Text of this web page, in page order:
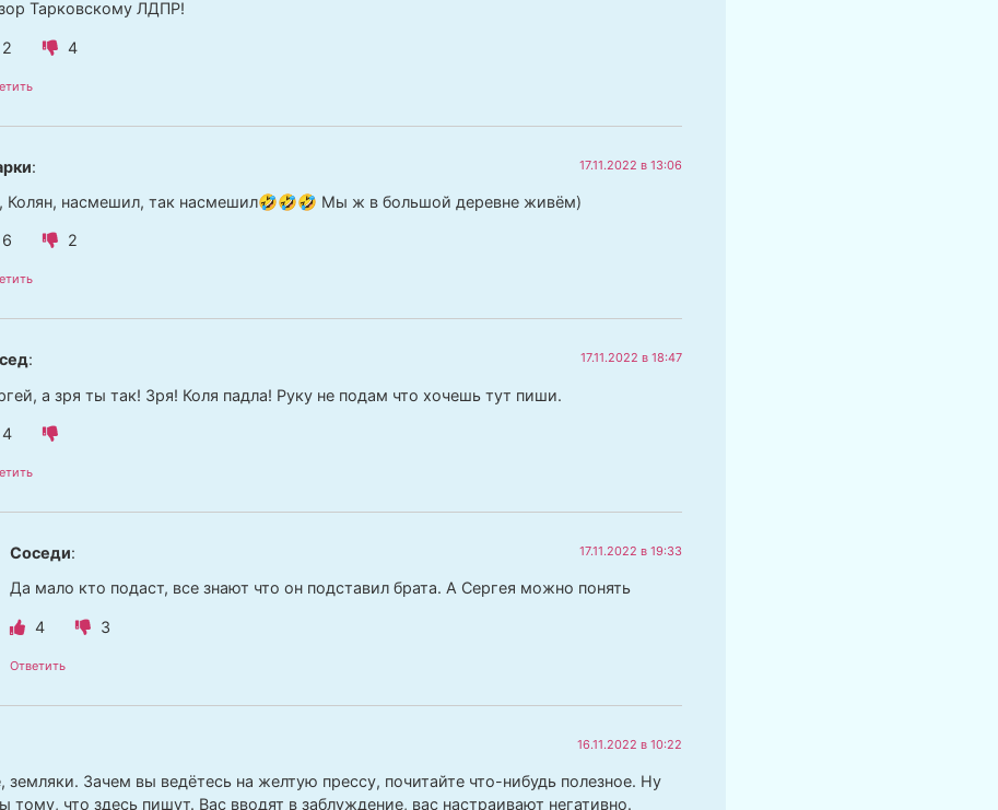
Тарковскому ЛДПР!
2 4
: 17.11.2022 в 13:06
Колян, насмешил, так насмешил🤣🤣🤣 Мы ж в большой деревне живём)
6 2
: 17.11.2022 в 18:47
а зря ты так! Зря! Коля падла! Руку не подам что хочешь тут пиши.
4
Соседи: 17.11.2022 в 19:33
Да мало кто подаст, все знают что он подставил брата. А Сергея можно понять
4 3
Ответить
16.11.2022 в 10:22
Зачем вы ведётесь на желтую прессу, почитайте что-нибудь полезное. Ну
тому, что здесь пишут. Вас вводят в заблуждение, вас настраивают негативно.